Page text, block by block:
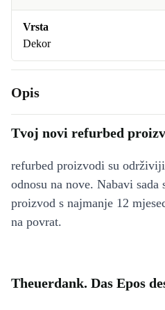
Vrsta
Dekor
Opis
Tvoj novi refurbed
refurbed proizvodi su
odnosu na nove. Nabavi
proizvod s najmanje 12
na povrat.
Theuerdank. Das Epos